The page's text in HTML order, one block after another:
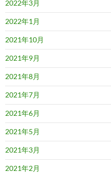
2022年3月
2022年1月
2021年10月
2021年9月
2021年8月
2021年7月
2021年6月
2021年5月
2021年3月
2021年2月